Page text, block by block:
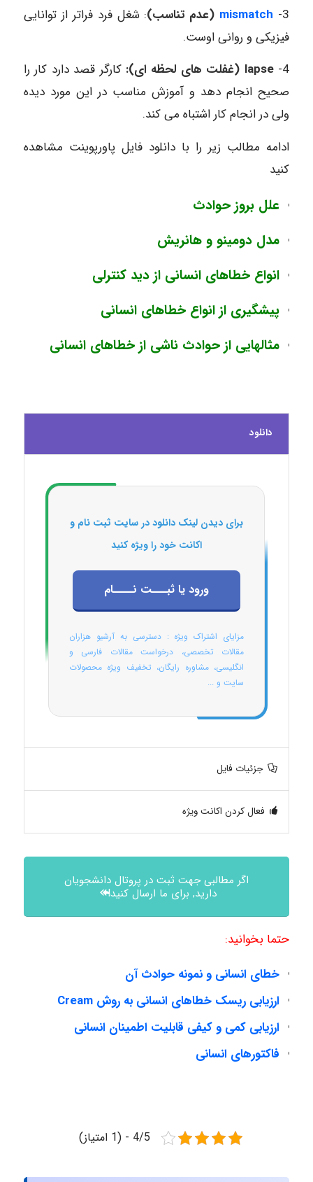
3-
mismatch (عدم تناسب): شغل فرد فراتر از توانایی
فیزیکی و روانی اوست.
4- lapse (غفلت های لحظه ای):
کارگر قصد دارد کار را
صحیح انجام دهد و آموزش مناسب در این مورد دیده
ولی در انجام کار اشتباه می کند.
ادامه مطالب زیر را با دانلود فایل پاورپوینت مشاهده
کنید
علل بروز حوادث
مدل دومینو و هانریش
انواع خطاهای انسانی از دید کنترلی
پیشگیری از انواع خطاهای انسانی
مثالهایی از حوادث ناشی از خطاهای انسانی
دانلود
برای دیدن لینک دانلود در سایت ثبت نام و
اکانت خود را ویژه کنید
ورود یا ثبـــت نــــام
مزایای اشتراک ویژه : دسترسی به آرشیو هزاران
مقالات تخصصی، درخواست مقالات فارسی و
انگلیسی، مشاوره رایگان، تخفیف ویژه محصولات
سایت و ...
جزئیات فایل
فعال کردن اکانت ویژه
اگر مطالبی جهت ثبت در پروتال دانشجویان
دارید, برای ما ارسال کنید!
حتما بخوانید:
خطای انسانی و نمونه حوادث آن
ارزیابی ریسک خطاهای انسانی به روش Cream
ارزیابی کمی و کیفی قابلیت اطمینان انسانی
فاکتورهای انسانی
4/5 - (1 امتیاز)